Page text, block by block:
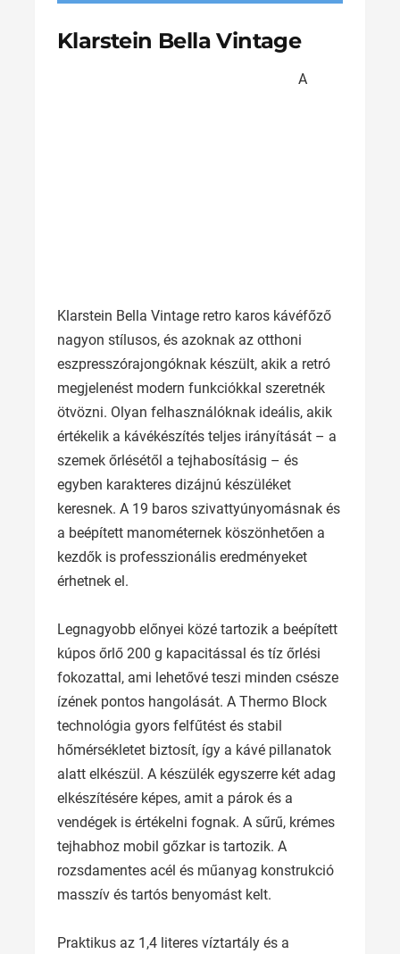
Klarstein Bella Vintage
A
Klarstein Bella Vintage retro karos kávéfőző
nagyon stílusos, és azoknak az otthoni
eszpresszórajongóknak készült, akik a retró
megjelenést modern funkciókkal szeretnék
ötvözni. Olyan felhasználóknak ideális, akik
értékelik a kávékészítés teljes irányítását – a
szemek őrlésétől a tejhabosításig – és
egyben karakteres dizájnú készüléket
keresnek. A 19 baros szivattyúnyomásnak és
a beépített manométernek köszönhetően a
kezdők is professzionális eredményeket
érhetnek el.
Legnagyobb előnyei közé tartozik a beépített
kúpos őrlő 200 g kapacitással és tíz őrlési
fokozattal, ami lehetővé teszi minden csésze
ízének pontos hangolását. A Thermo Block
technológia gyors felfűtést és stabil
hőmérsékletet biztosít, így a kávé pillanatok
alatt elkészül. A készülék egyszerre két adag
elkészítésére képes, amit a párok és a
vendégek is értékelni fognak. A sűrű, krémes
tejhabhoz mobil gőzkar is tartozik. A
rozsdamentes acél és műanyag konstrukció
masszív és tartós benyomást kelt.
Praktikus az 1,4 literes víztartály és a